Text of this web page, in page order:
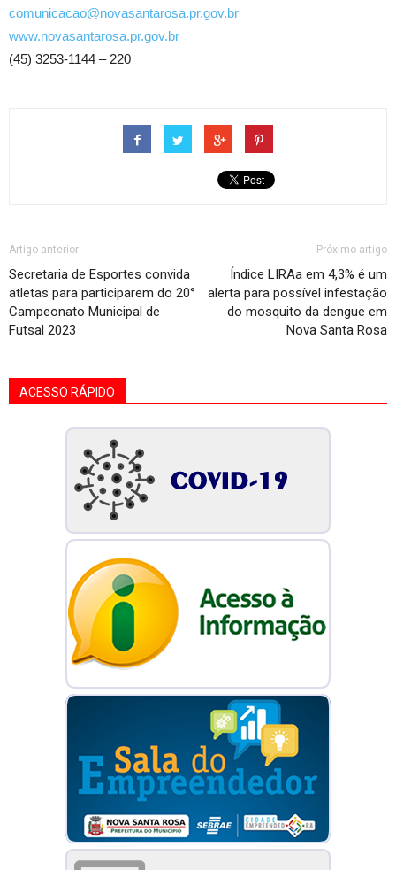
comunicacao@novasantarosa.pr.gov.br
www.novasantarosa.pr.gov.br
(45) 3253-1144 – 220
Artigo anterior
Secretaria de Esportes convida
atletas para participarem do 20°
Campeonato Municipal de
Futsal 2023
Próximo artigo
Índice LIRAa em 4,3% é um
alerta para possível infestação
do mosquito da dengue em
Nova Santa Rosa
ACESSO RÁPIDO